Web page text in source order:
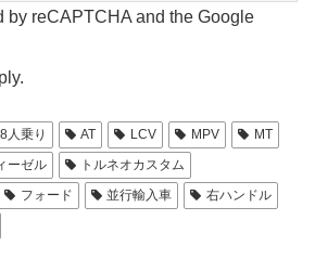
by reCAPTCHA and the Google
8人乗り AT LCV MPV
MT
ーゼル
トルネオカスタム
フォード 並行輸入車
右ハンドル